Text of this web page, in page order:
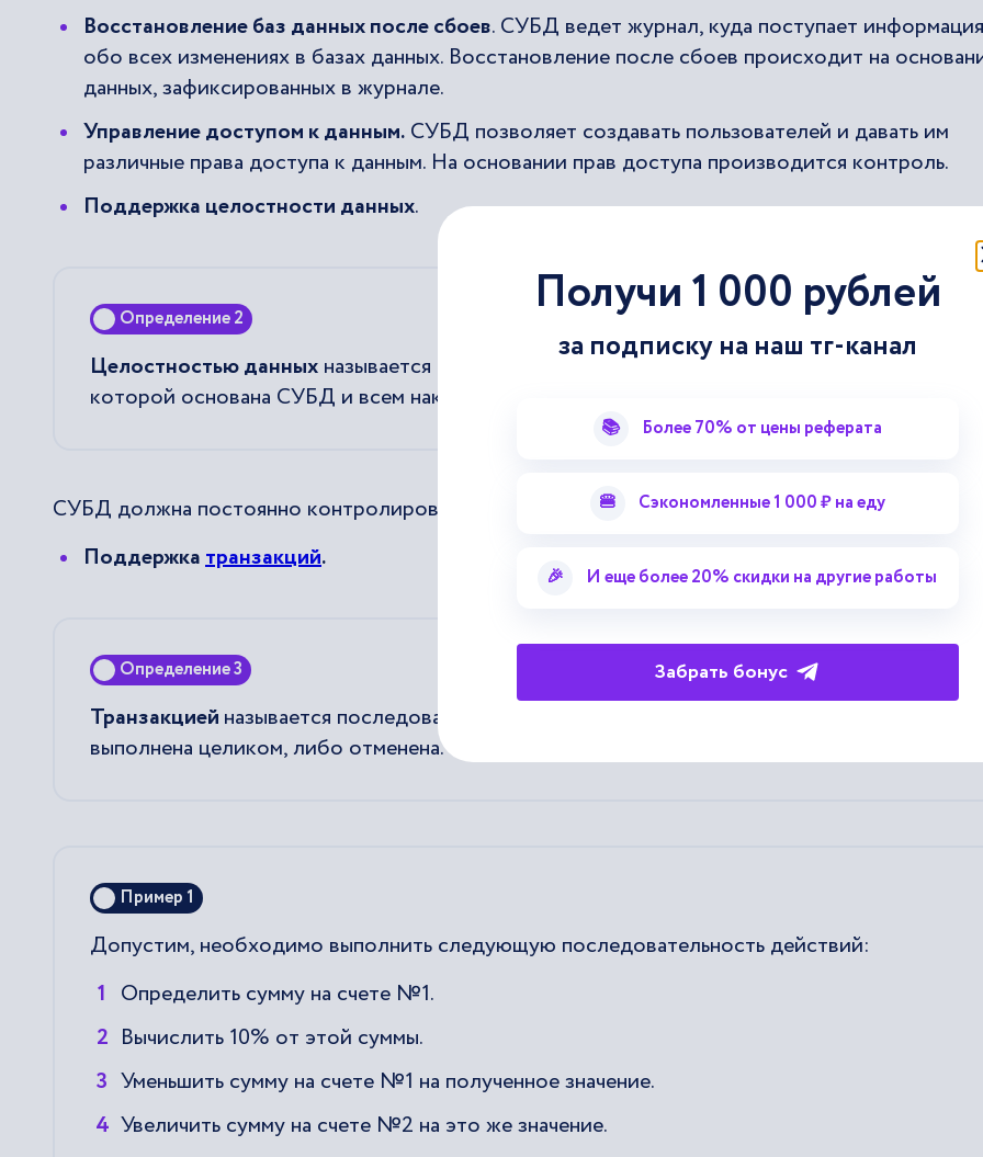
Восстановление баз данных после сбоев. СУБД ведет журнал, куда поступает информация
обо всех изменениях в базах данных. Восстановление после сбоев происходит на
данных, зафиксированных в журнале.
Управление доступом к данным. СУБД позволяет создавать пользователей и давать им
различные права доступа к данным. На основании прав доступа производится контроль.
Поддержка целостности данных.
Определение 2
Целостностью данных называется соответствие данных логике той модели данных, на
которой основана СУБД и всем накладываемым на данные ограничениям.
СУБД должна постоянно контролировать выполнение этих ограничений.
Поддержкатранзакций.
Определение 3
Транзакцией называется последовательность операций, которая должна быть либо
выполнена целиком, либо отменена.
Пример 1
Допустим, необходимо выполнить следующую последовательность действий:
Определить сумму на счете №1.
Вычислить 10% от этой суммы.
Уменьшить сумму на счете №1 на полученное значение.
Увеличить сумму на счете №2 на это же значение.
Получи 1 000 рублей
за подписку на наш тг-канал
📚 Более 70% от цены реферата
🍔 Сэкономленные 1 000 ₽ на еду
🎉 И еще более 20% скидки на другие работы
Забрать бонус